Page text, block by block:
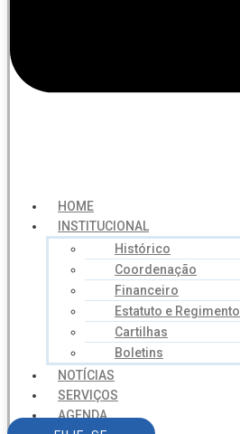
HOME
INSTITUCIONAL
Histórico
Coordenação
Financeiro
Estatuto e Regimento
Cartilhas
Boletins
NOTÍCIAS
SERVIÇOS
AGENDA